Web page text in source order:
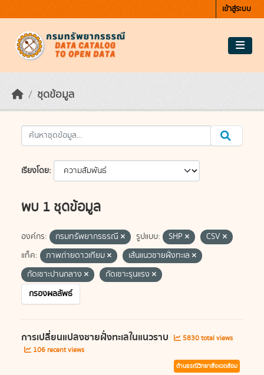
เข้าสู่ระบบ
ชุดข้อมูล
เรียงโดย
พบ 1 ชุดข้อมูล
องค์กร: กรมทรัพยากรธรณี รูปแบบ: SHP
CSV
แท็ค:
ภาพถ่ายดาวเทียม
เส้นแนวชายฝั่งทะเล
กัดเซาะปานกลาง
กัดเซาะรุนแรง
กรองผลลัพธ์
การเปลี่ยนแปลงชายฝั่งทะเลในแนวราบ
5830 total views
106 recent views
ด้านธรณีวิทยาสิ่งแวดล้อม